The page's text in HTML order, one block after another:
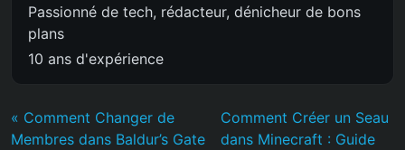
Passionné de tech, rédacteur, dénicheur de bons
plans
10 ans d'expérience
« Comment Changer de
Membres dans Baldur’s Gate
Comment Créer un Seau
dans Minecraft : Guide